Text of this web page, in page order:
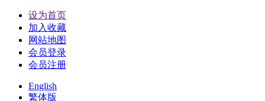
设为首页
加入收藏
网站地图
会员登录
会员注册
English
繁体版